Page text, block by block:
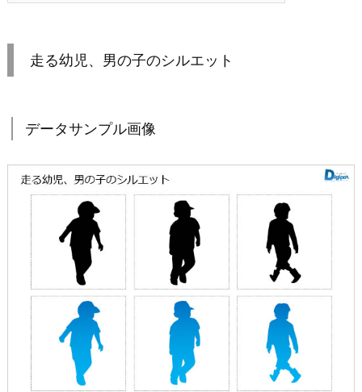
走る幼児、男の子のシルエット
データサンプル画像